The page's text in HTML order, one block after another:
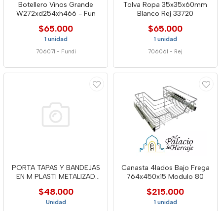
Botellero Vinos Grande
W272xd254xh466 - Fun
$65.000
1 unidad
706071 - Fundi
Tolva Ropa 35x35x60mm
Blanco Rej 33720
$65.000
1 unidad
706061 - Rej
PORTA TAPAS Y BANDEJAS
EN M PLASTI METALIZAD
$48.000
Unidad
Canasta 4lados Bajo Frega
764x450x15 Modulo 80
$215.000
1 unidad